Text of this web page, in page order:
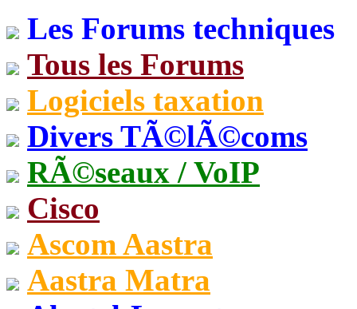
Les Forums techniques
Tous les Forums
Logiciels taxation
Divers TÃ©lÃ©coms
RÃ©seaux / VoIP
Cisco
Ascom Aastra
Aastra Matra